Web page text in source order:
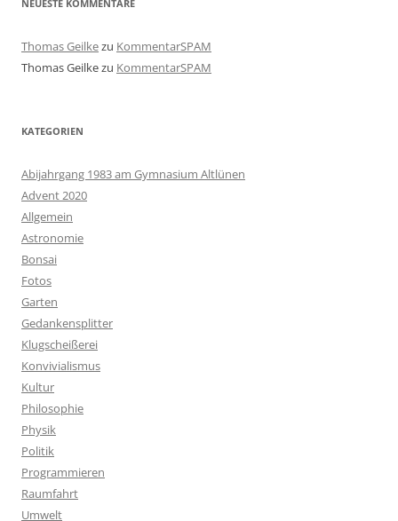
NEUESTE KOMMENTARE
Thomas Geilkezu KommentarSPAM
Thomas Geilkezu KommentarSPAM
KATEGORIEN
Abijahrgang 1983 am Gymnasium Altlünen
Advent 2020
Allgemein
Astronomie
Bonsai
Fotos
Garten
Gedankensplitter
Klugscheißerei
Konvivialismus
Kultur
Philosophie
Physik
Politik
Programmieren
Raumfahrt
Umwelt